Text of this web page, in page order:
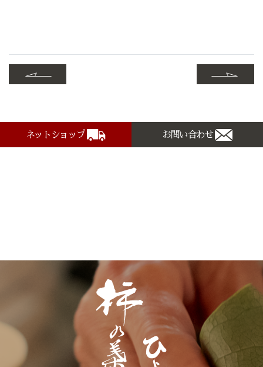
ネットショップ お問い合わせ